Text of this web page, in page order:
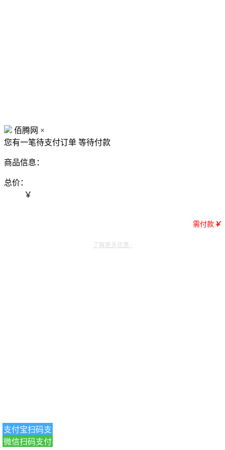
佰腾网 ×
您有一笔待支付订单 等待付款
商品信息：
总价：
￥
需付款 ￥
支付宝扫码支
付
微信扫码支付
了解更多优惠~